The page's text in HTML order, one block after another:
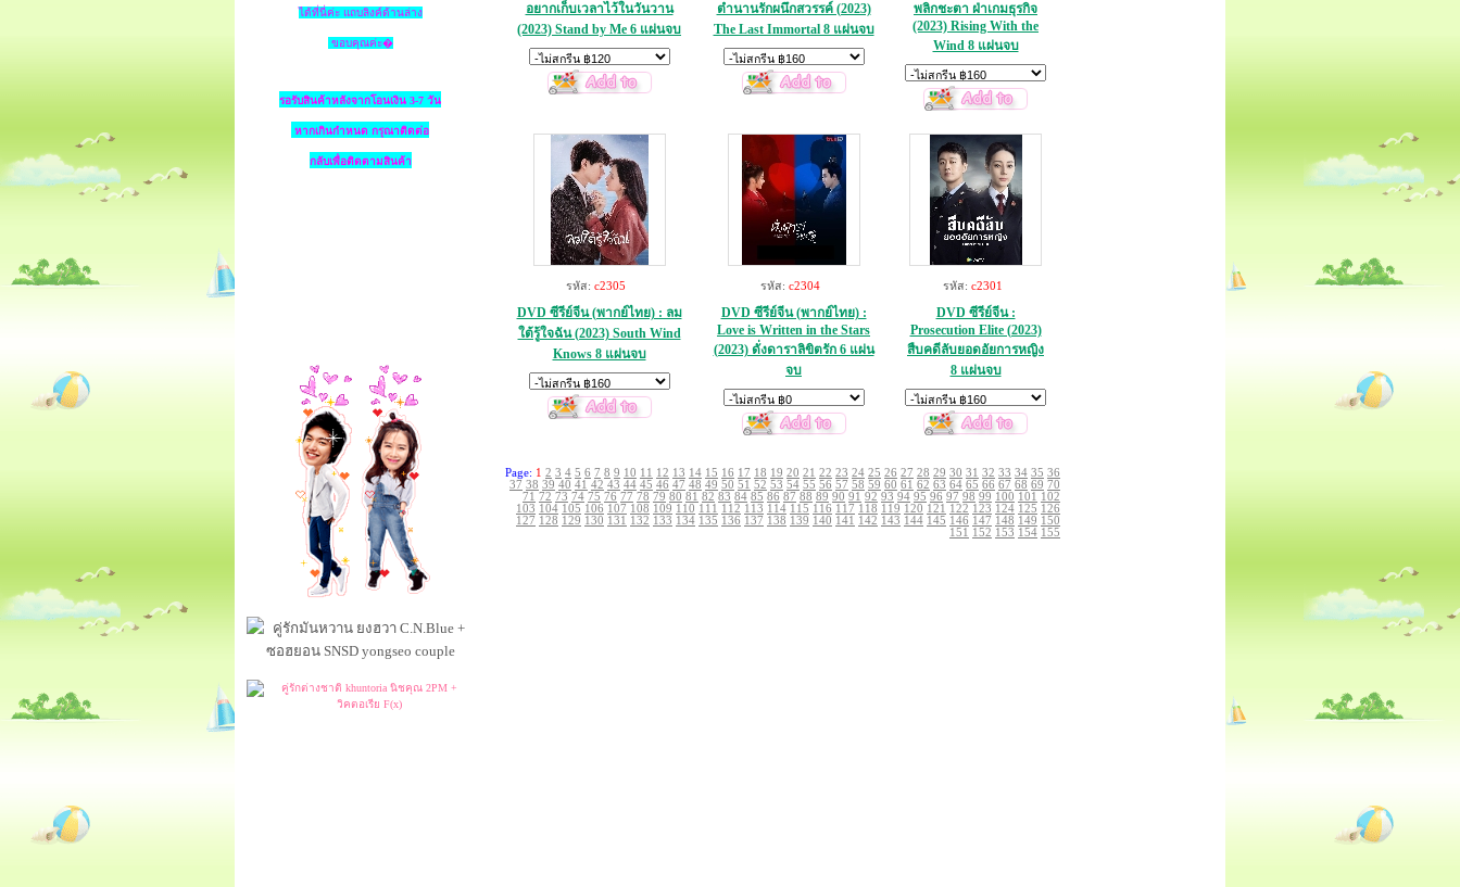
ได้ที่นี่ค่ะ แถบลิงค์ด้านล่าง
ขอบคุณค่ะ�
รอรับสินค้าหลังจากโอนเงิน 3-7 วัน
หากเกินกำหนด กรุณาติดต่อ
กลับเพื่อติดตามสินค้า
อยากเก็บเวลาไว้ในวันวาน
(2023) Stand by Me 6 แผ่นจบ
ตำนานรักผนึกสวรรค์ (2023)
The Last Immortal 8 แผ่นจบ
พลิกชะตา ฝ่าเกมธุรกิจ
(2023) Rising With the
Wind 8 แผ่นจบ
รหัส: c2305
DVD ซีรีย์จีน (พากย์ไทย) : ลม
ใต้รู้ใจฉัน (2023) South Wind
Knows 8 แผ่นจบ
รหัส: c2304
DVD ซีรีย์จีน (พากย์ไทย) :
Love is Written in the Stars
(2023) ดั่งดาราลิขิตรัก 6 แผ่น
จบ
รหัส: c2301
DVD ซีรีย์จีน :
Prosecution Elite (2023)
สืบคดีลับยอดอัยการหญิง
8 แผ่นจบ
Page: 1 2 3 4 5 6 7 8 9 10 11 12 13 14 15 16 17 18 19 20 21 22 23 24 25 26 27 28 29 30 31 32 33 34 35 36
37 38 39 40 41 42 43 44 45 46 47 48 49 50 51 52 53 54 55 56 57 58 59 60 61 62 63 64 65 66 67 68 69 70
71 72 73 74 75 76 77 78 79 80 81 82 83 84 85 86 87 88 89 90 91 92 93 94 95 96 97 98 99 100 101
102
103 104 105 106 107 108 109 110 111 112 113 114 115 116 117 118 119 120 121 122 123 124 125 126
127 128 129 130 131 132 133 134 135 136 137 138 139 140 141 142 143 144 145 146 147 148 149 150
151
152 153 154 155